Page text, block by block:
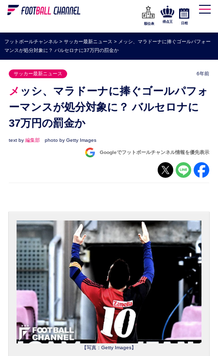
WEリーグ
海外サッカー
プレミアリーグ
ラ・リーガ
セリエA
ブンデスリーガ
UEFA
ナショナルチーム
順位表
得点王 日程
フットボールチャンネル> サッカー最新ニュース > メッシ、マラドーナに捧ぐゴールパフォー
マンスが処分対象に？ バルセロナに37万円の罰金か
サッカー最新ニュース 6年前
メッシ、マラドーナに捧ぐゴールパフォ
ーマンスが処分対象に？ バルセロナに
37万円の罰金か
text by 編集部 photo by Getty Images
Googleでフットボールチャンネル情報を優先表示
【写真：Getty Images】